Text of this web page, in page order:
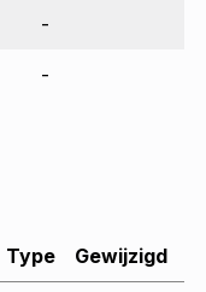
-
-
Type Gewijzigd